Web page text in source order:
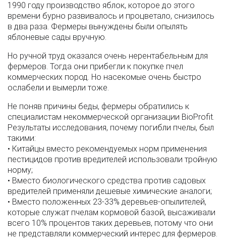
1990 году производство яблок, которое до этого
времени бурно развивалось и процветало, снизилось
в два раза. Фермеры вынуждены были опылять
яблоневые сады вручную.
Но ручной труд оказался очень нерентабельным для
фермеров. Тогда они прибегли к покупке пчел
коммерческих пород. Но насекомые очень быстро
ослабели и вымерли тоже.
Не поняв причины беды, фермеры обратились к
специалистам некоммерческой организации BioProfit.
Результаты исследования, почему погибли пчелы, был
такими:
• Китайцы вместо рекомендуемых норм применения
пестицидов против вредителей использовали тройную
норму;
• Вместо биологического средства против садовых
вредителей применяли дешевые химические аналоги;
• Вместо положенных 23-33% деревьев-опылителей,
которые служат пчелам кормовой базой, высаживали
всего 10% процентов таких деревьев, потому что они
не представляли коммерческий интерес для фермеров.